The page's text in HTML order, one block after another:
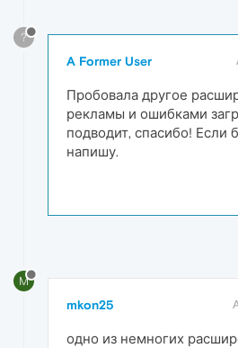
?
A Former User
Пробовала другое
рекламы и ошибками
подводит, спасибо! Если
напишу.
M
mkon25
одно из немногих